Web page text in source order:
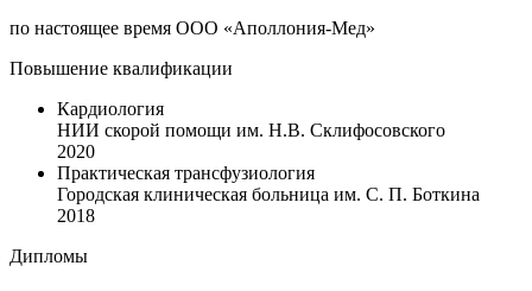
по настоящее время ООО «Аполлония-Мед»
Повышение квалификации
Кардиология
НИИ скорой помощи им. Н.В. Склифосовского
2020
Практическая трансфузиология
Городская клиническая больница им. С. П. Боткина
2018
Дипломы